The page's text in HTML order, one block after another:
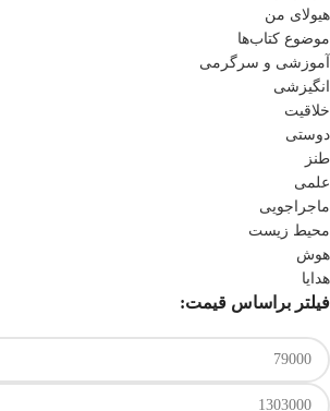
هیولای من
موضوع کتاب‌ها
آموزشی و سرگرمی
انگیزشی
خلاقیت
دوستی
طنز
علمی
ماجراجویی
محیط زیست
هوش
هدایا
فیلتر براساس قیمت: